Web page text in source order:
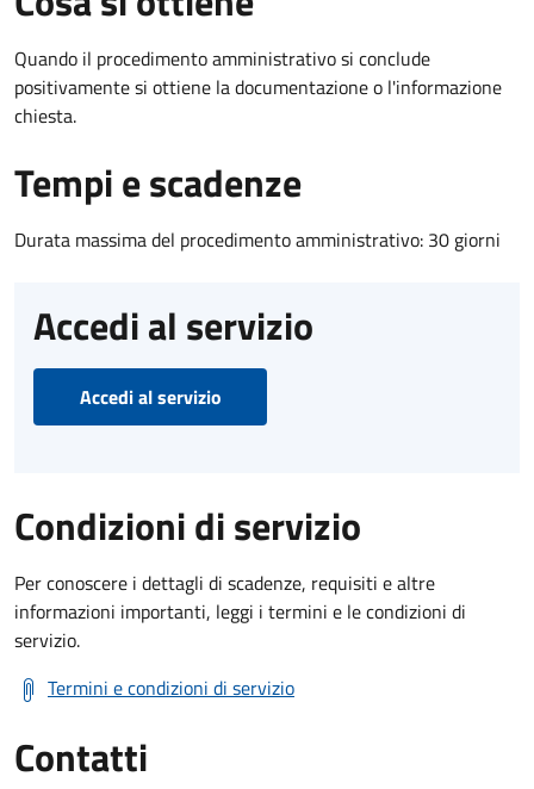
Quando il procedimento amministrativo si conclude
positivamente si ottiene la documentazione o l'informazione
chiesta.
Tempi e scadenze
Durata massima del procedimento amministrativo: 30 giorni
Accedi al servizio
Accedi al servizio
Condizioni di servizio
Per conoscere i dettagli di scadenze, requisiti e altre
informazioni importanti, leggi i termini e le condizioni di
servizio.
Termini e condizioni di servizio
Contatti